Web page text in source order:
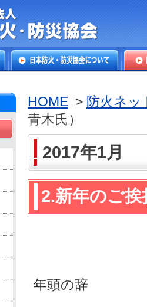
日本防火・防
HOME > 防火ネッ
青木氏）
2017年1月
2.新年のご
年頭の辞